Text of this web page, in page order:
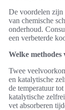
De voordelen zijn
van chemische
onderhoud.
een verbeterde
Welke
Twee
en katalytische
de temperatuur
katalytische
vet absorberen